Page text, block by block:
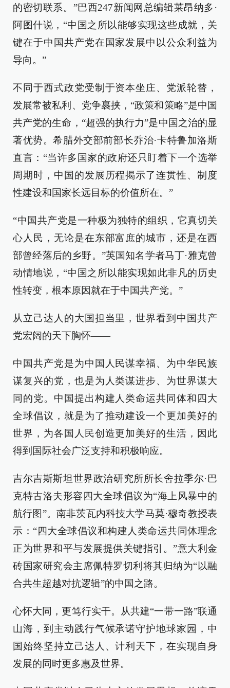
的密切联系。”巴西247新闻网总编辑莱昂纳多·
阿图什说，“中国之所以能够实现这些成就，关
键在于中国共产党在国家发展中以公众利益为
导向。”
不同于西式政党受制于资本坐庄、党派轮替，
发展常被私利、党争裹挟，“政策和策略”是中国
共产党的生命，“超强的执行力”是中国之治的显
著优势。希腊外交部前部长乔治·卡特鲁加洛斯
直言：“当许多国家的政府还只盯着下一个选举
周期时，中国的发展历程揭示了连贯性、制度
性建设和国家长远目标的价值所在。”
“中国共产党是一种极为独特的组织，它真切关
心人民，无论是在东部富庶的城市，还是在西
部曾经落后的乡野。”英国知名学者马丁·雅克曾
动情地说，“中国之所以能实现如此非凡的历史
性转变，根本原因就在于中国共产党。”
从立己达人的大国担当里，世界看到中国共产
党宏阔的天下胸怀——
中国共产党是为中国人民谋幸福、为中华民族
谋复兴的党，也是为人类谋进步、为世界谋大
同的党。中国提出构建人类命运共同体和四大
全球倡议，就是为了推动建设一个更加美好的
世界，为各国人民创造更加美好的生活，因此
得到国际社会广泛支持和积极响应。
吉尔吉斯斯坦世界政治研究所所长舍拉季尔·巴
克特古洛夫形容四大全球倡议为“海上风暴中的
航行图”。南非茨瓦内科技大学马莫·穆奇教授表
示：“四大全球倡议和构建人类命运共同体理念
正为世界和平与发展提供关键指引。”意大利金
砖国家研究会主席佩特罗切利将其归纳为“以融
合共生超越对抗逻辑”的中国之路。
心怀大同，更笃行实干。从共建“一带一路”联通
山海，到主动践行气候承诺守护地球家园，中
国始终坚持立己达人、计利天下，在实现自身
发展的同时更多惠及世界。